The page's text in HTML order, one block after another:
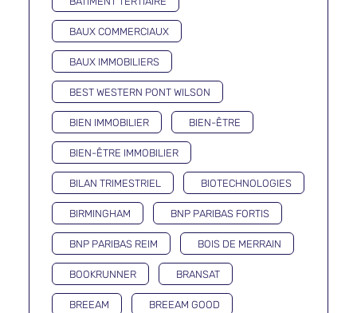
BAUX COMMERCIAUX
BAUX IMMOBILIERS
BEST WESTERN PONT WILSON
BIEN IMMOBILIER BIEN-ÊTRE
BIEN-ÊTRE IMMOBILIER
BILAN TRIMESTRIEL BIOTECHNOLOGIES
BIRMINGHAM BNP PARIBAS FORTIS
BNP PARIBAS REIM BOIS DE MERRAIN
BOOKRUNNER BRANSAT
BREEAM BREEAM GOOD